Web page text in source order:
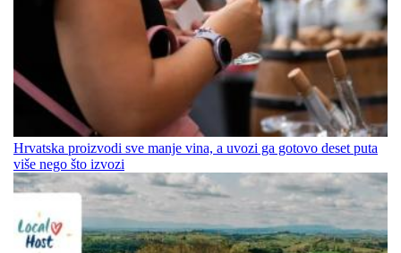
Hrvatska proizvodi sve manje vina, a uvozi ga gotovo deset puta
više nego što izvozi